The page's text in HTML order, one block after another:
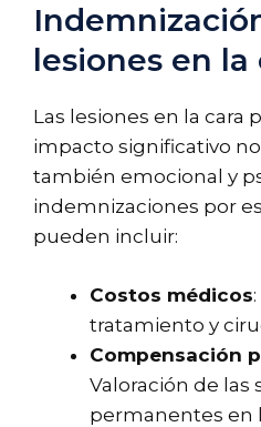
lesiones en la
Las lesiones en la cara
impacto significativo
también emocional y
indemnizaciones por
pueden incluir:
Costos médicos
tratamiento y
Compensación
Valoración de las
permanentes en